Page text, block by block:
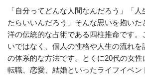
「自分ってどんな人間なんだろう」「人
たらいいんだろう」そんな思いを抱いた
洋の伝統的な占術である四柱推命です。
いではなく、個人の性格や人生の流れを
の体系的な方法です。とくに20代の女
転職、恋愛、結婚といったライフイベン